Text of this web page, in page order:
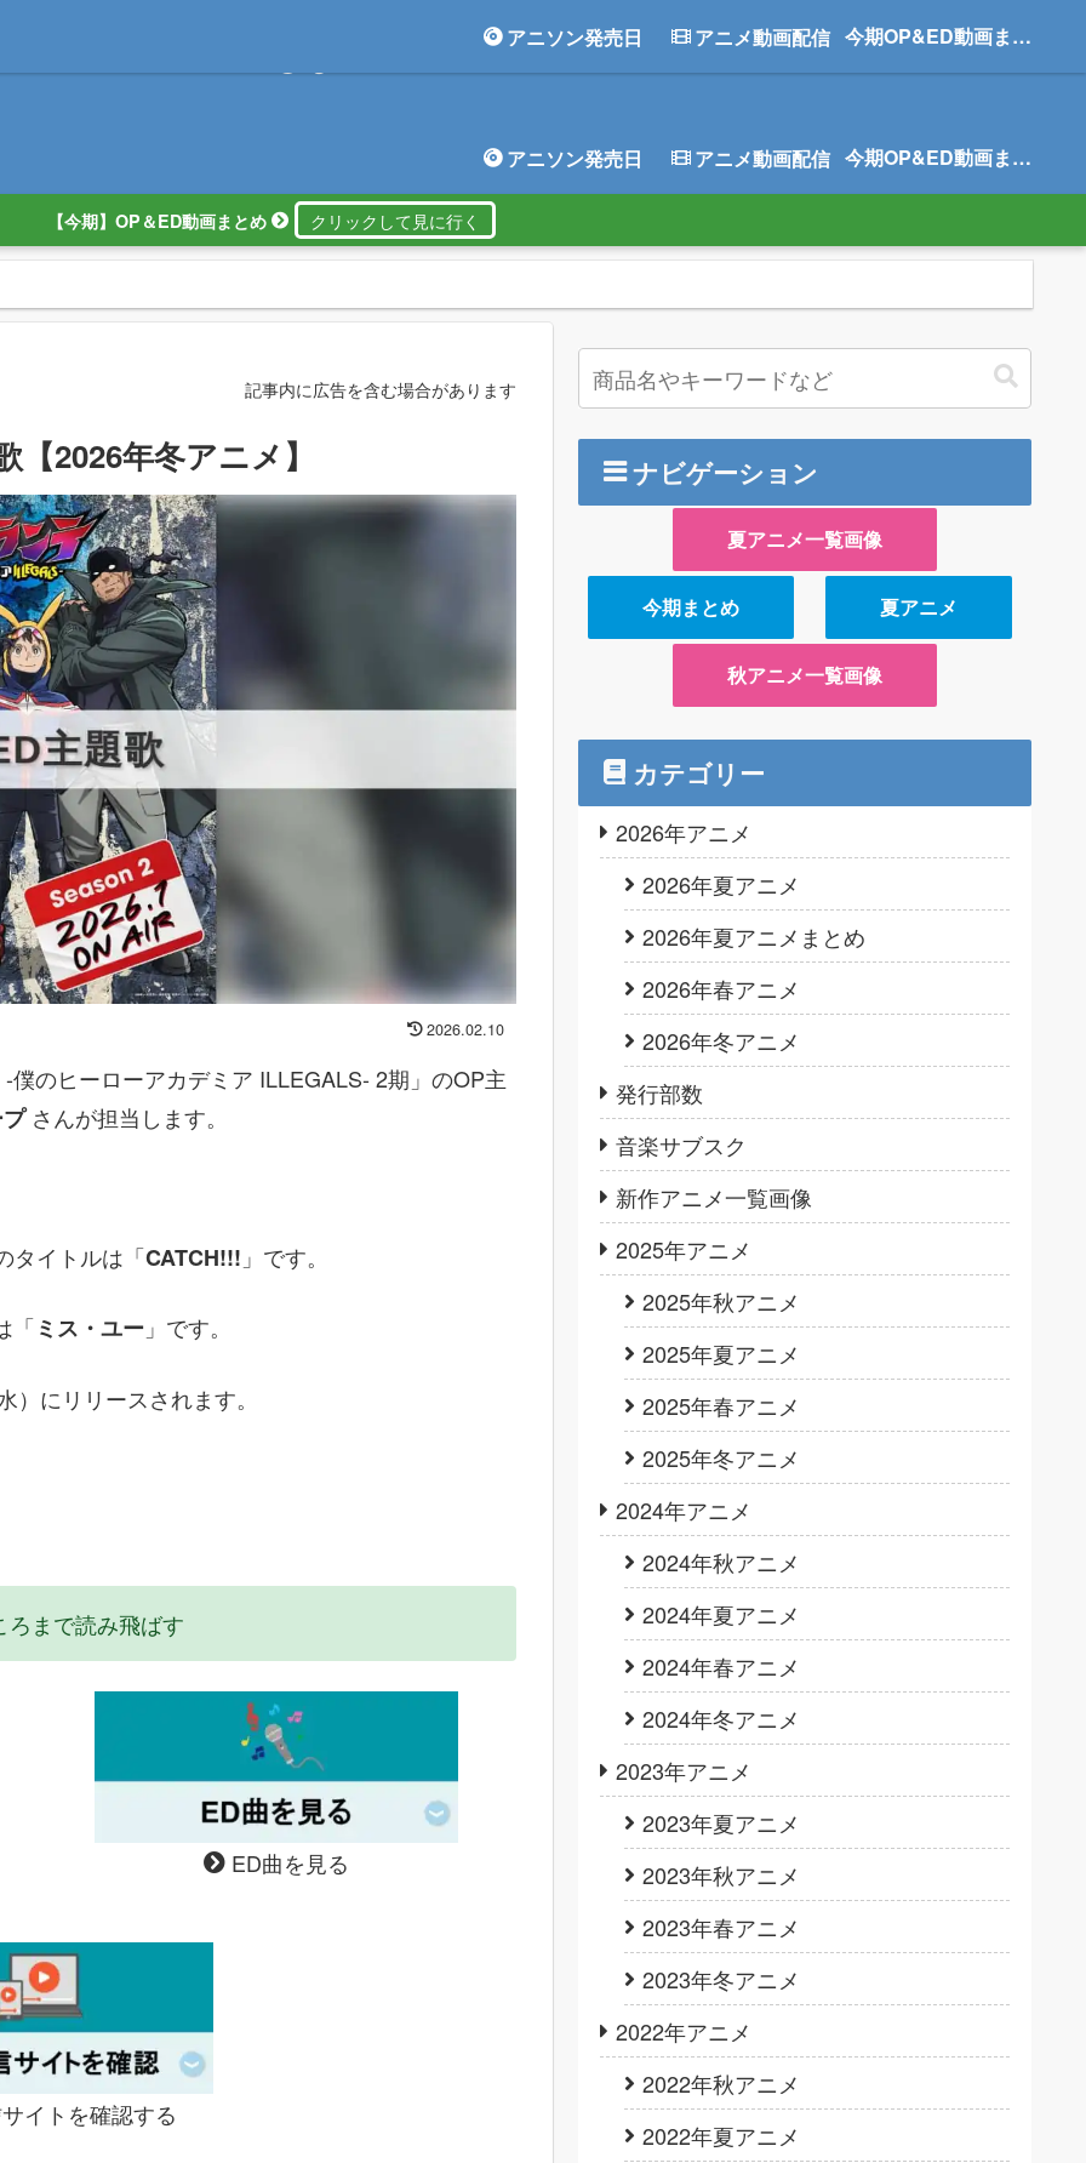
アニソン発売日 アニメ動画配信 今期OP&ED動画まとめ
アニソン発売日 アニメ動画配信 今期OP&ED動画まとめ
【今期】OP＆ED動画まとめ
記事内に広告を含む場合があります
2026年冬アニメ】
2026.02.10
のヒーローアカデミア ILLEGALS- 2期」のOP主
さんが担当します。
タイトルは「CATCH!!! 」です。
「ミス・ユー 」です。
にリリースされます。
ろまで読み飛ばす
ED曲を見る
イトを確認する
ナビゲーション
夏アニメ一覧画像
今期まとめ 夏アニメ
秋アニメ一覧画像
カテゴリー
2026年アニメ
2026年夏アニメ
2026年夏アニメまとめ
2026年春アニメ
2026年冬アニメ
発行部数
音楽サブスク
新作アニメ一覧画像
2025年アニメ
2025年秋アニメ
2025年夏アニメ
2025年春アニメ
2025年冬アニメ
2024年アニメ
2024年秋アニメ
2024年夏アニメ
2024年春アニメ
2024年冬アニメ
2023年アニメ
2023年夏アニメ
2023年秋アニメ
2023年春アニメ
2023年冬アニメ
2022年アニメ
2022年秋アニメ
2022年夏アニメ